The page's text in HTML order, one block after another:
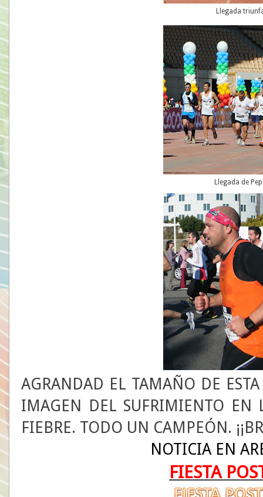
Llegada
Llegada de
AGRANDAD EL TAMAÑO DE
IMAGEN DEL SUFRIMIENTO EN
FIEBRE. TODO UN CAMPEÓN.
NOTICIA EN
FIESTA